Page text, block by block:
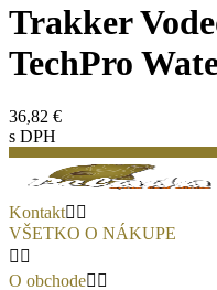
Trakker
TechPro
36,82 €
s DPH
Kontakt 
VŠETKO O NÁKUPE
 
O obchode 